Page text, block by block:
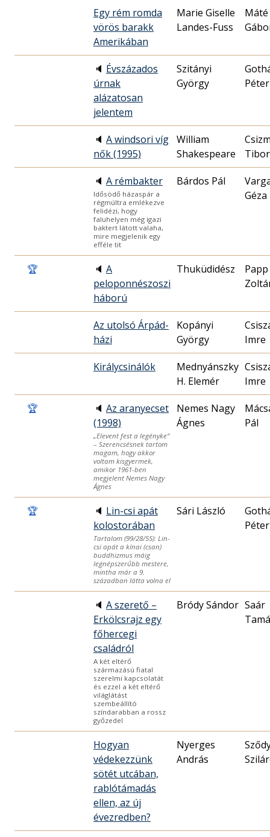
Egy rém romda
vörös barakk
Amerikában
Marie Giselle
Landes-Fuss
Máté
🔈 Évszázados
úrnak
alázatosan
jelentem
Szitányi
György
Péter
🔈 A windsori víg
nők (1995)
William
Shakespeare
Tibor
🔈 A rémbakter
Idősödő házaspár a
régmúltra emlékezve
felidézi, hogy
faluhelyen még igazi
baktert látott valaha,
mire megjelenik egy
efféle tit
Bárdos Pál
Géza
🏆 🔈 A
peloponnészoszi
háború
Thuküdidész
Papp
Az utolsó Árpád-
házi
Kopányi
György
Imre
Királycsinálók
Mednyánszky
H. Elemér
Imre
🏆 🔈 Az aranyecset
(1998)
„Elevent fest a legényke”
– Szerencsésnek tartom
magam, hogy akkor
voltam kisgyermek,
amikor 1961-ben
megjelent Nemes Nagy
Ágnes
Nemes Nagy
Ágnes
Pál
🏆 🔈 Lin-csi apát
kolostorában
Tartalom (99/28/55): Lin-
csi apát a kínai (csan)
buddhizmus máig
legnépszerűbb mestere,
mintha már a 9.
században látta volna el
Sári László
Péter
🔈 A szerető –
Erkölcsrajz egy
főhercegi
családról
A két eltérő
származású fiatal
szerelmi kapcsolatát
és ezzel a két eltérő
világlátást
szembeállító
színdarabban a rossz
győzedel
Bródy Sándor Saár
Hogyan
védekezzünk
sötét utcában,
rablótámadás
ellen, az új
évezredben?
Nyerges
András